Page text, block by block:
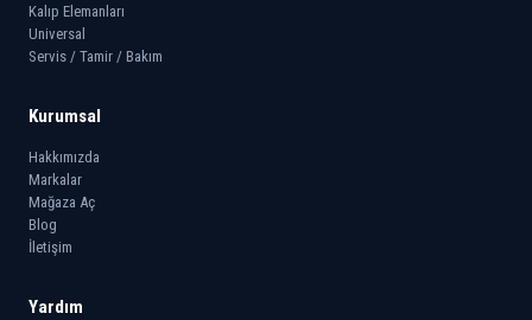
Kalıp Elemanları
Universal
Servis / Tamir / Bakım
Kurumsal
Hakkımızda
Markalar
Mağaza Aç
Blog
İletişim
Yardım